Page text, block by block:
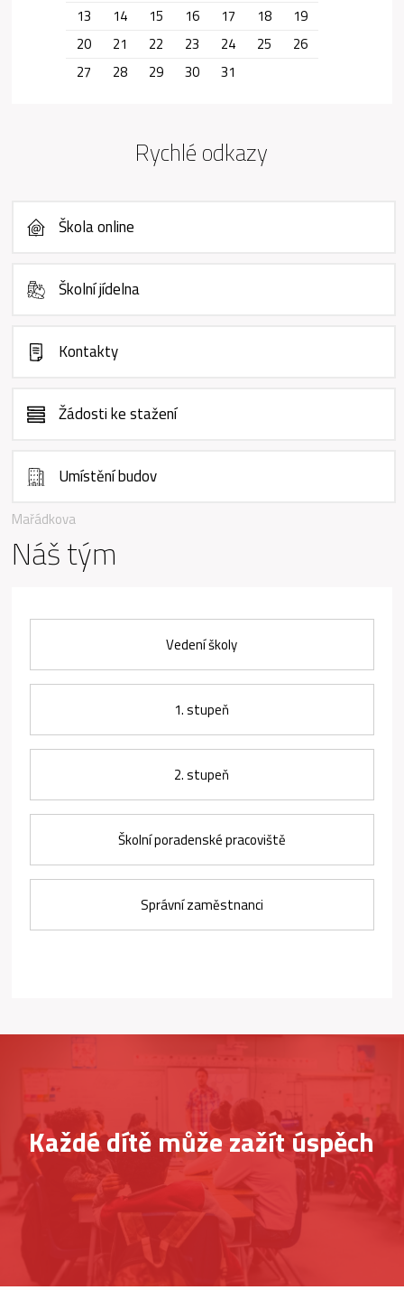
Mařádkova
Náš tým
Vedení školy
1. stupeň
2. stupeň
Školní poradenské pracoviště
Správní zaměstnanci
13
14 15 16 17 18
19
20
21 22 23 24 25
26
27
28 29 30 31
Rychlé odkazy
Škola online
Školní jídelna
Kontakty
Žádosti ke stažení
Umístění budov
Každé dítě může zažít úspěch